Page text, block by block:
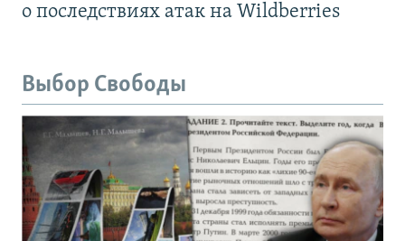
о последствиях атак на Wildberries
Выбор Свободы